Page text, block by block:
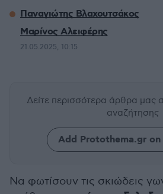
Παναγιώτης Βλαχουτσάκος
Μαρίνος Αλειφέρης
21.05.2025, 10:15
Δείτε περισσότερα άρθρα μας
αναζήτησης
Add Protothema.gr on
Να φωτίσουν τις σκιώδεις